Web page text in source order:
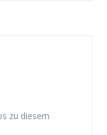
zu diesem